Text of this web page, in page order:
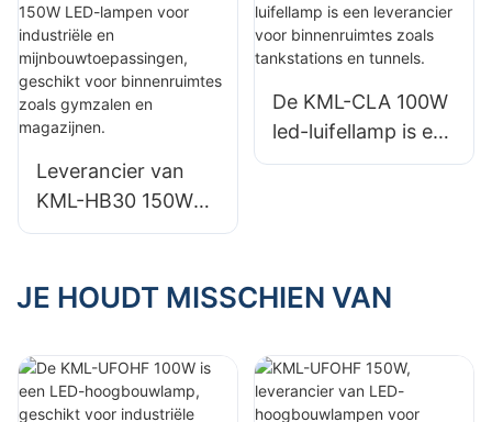
fabrieken,
magazijnen, enz.
voor
binnenverlichting in
magazijnen, enz.
Leverancier van
KML-HB30 150W
LED-lampen voor
mijnbouwtoepassin
binnenruimtes
zoals gymzalen en
magazijnen.
De KML-CLA 100W
led-luifellamp is een
leverancier voor
JE HOUDT MISSCHIEN VAN